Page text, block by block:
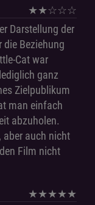
★★☆☆☆
Darstellung der
die Beziehung
Cat war
ganz
Zielpublikum
man einfach
abzuholen.
aber auch nicht
Film nicht
★★★★★